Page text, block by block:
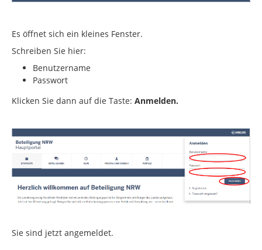
Es öffnet sich ein kleines Fenster.
Schreiben Sie hier:
Benutzername
Passwort
Klicken Sie dann auf die Taste: Anmelden.
Sie sind jetzt angemeldet.